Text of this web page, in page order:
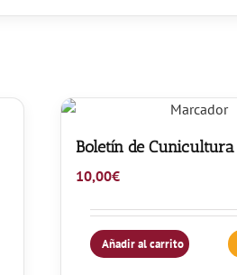
Boletín de Cunicultura
10,00€
Añadir al carrito